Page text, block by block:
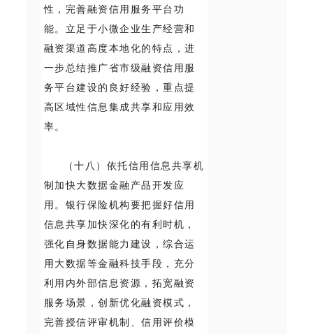
性，完善融资信用服务平台功
能。立足于小微企业生产经营和
融资渠道高度本地化的特点，进
一步总结推广省市级融资信用服
务平台建设的良好经验，重点提
高区域性信息集成共享和应用效
率。
（十八）依托信用信息共享机
制加快大数据金融产品开发应
用。银行保险机构要把握好信用
信息共享加快深化的有利时机，
强化自身数据能力建设，综合运
用大数据等金融科技手段，充分
利用内外部信息资源，拓宽融资
服务场景，创新优化融资模式，
完善授信评审机制、信用评价模